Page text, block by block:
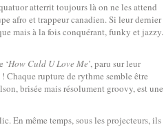
atterrit toujours là on ne les attend
afro et trappeur canadien. Si leur dernier
mais à la fois conquérant, funky et jazzy.
‘How Culd U Love Me’, paru sur leur
Chaque rupture de rythme semble être
brisée mais résolument groovy, est une
En même temps, sous les projecteurs, ils